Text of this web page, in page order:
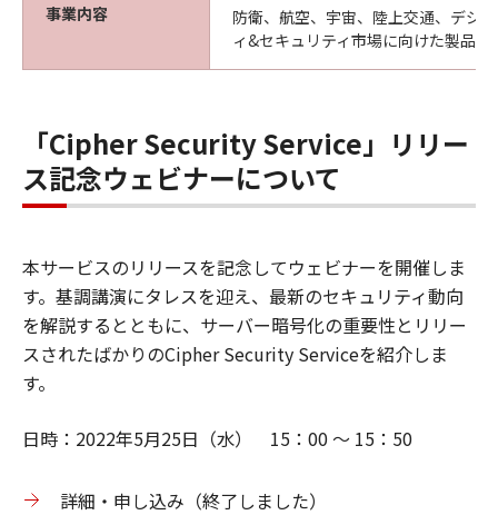
事業内容
防衛、航空、宇宙、陸上交通、デジ
ィ&セキュリティ市場に向けた製品
「Cipher Security Service」リリー
ス記念ウェビナーについて
本サービスのリリースを記念してウェビナーを開催しま
す。基調講演にタレスを迎え、最新のセキュリティ動向
を解説するとともに、サーバー暗号化の重要性とリリー
スされたばかりのCipher Security Serviceを紹介しま
す。
日時：2022年5月25日（水） 15：00 ～ 15：50
詳細・申し込み（終了しました）